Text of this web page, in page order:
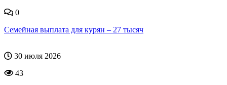
0
Семейная выплата для курян – 27 тысяч
30 июля 2026
43